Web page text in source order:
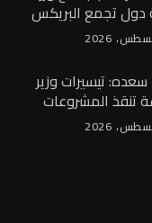
دول تجمع البريكس
بمدينة جايبور
الهندية وزير الصناعة يبحث
الهندي إطلاق
الصناعي
الهندية
المصرية
تيسيرات وزير
تنقذ المشروعات
وتعيد الثقة